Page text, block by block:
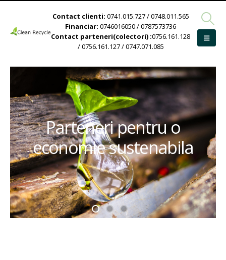
Contact clienti: 0741.015.727 / 0748.011.565
Financiar: 0746016050 / 0787573736
Contact parteneri(colectori) :0756.161.128
/ 0756.161.127 / 0747.071.085
Parteneri pentru o
economie sustenabila